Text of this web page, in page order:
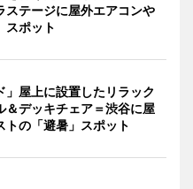
ステージに屋外エアコンや
スポット
」屋上に設置したリラック
＆デッキチェア＝渋谷に屋
トの「避暑」スポット